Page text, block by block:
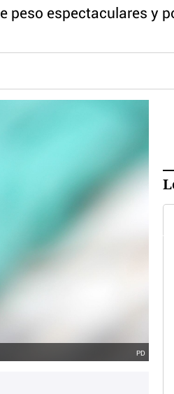
peso espectaculares y
PD